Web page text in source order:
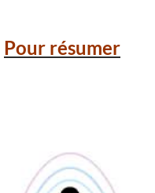
Pour résumer